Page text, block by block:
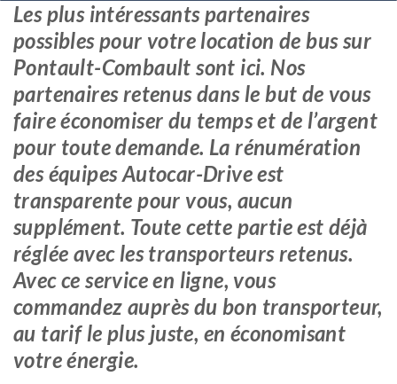
Les plus intéressants partenaires
possibles pour votre location de bus sur
Pontault-Combault sont ici. Nos
partenaires retenus dans le but de vous
faire économiser du temps et de l’argent
pour toute demande. La rénumération
des équipes Autocar-Drive est
transparente pour vous, aucun
supplément. Toute cette partie est déjà
réglée avec les transporteurs retenus.
Avec ce service en ligne, vous
commandez auprès du bon transporteur,
au tarif le plus juste, en économisant
votre énergie.